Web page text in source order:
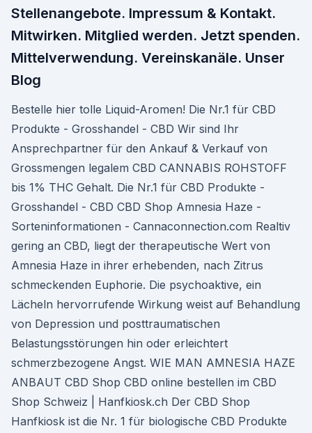
Stellenangebote. Impressum & Kontakt.
Mitwirken. Mitglied werden. Jetzt spenden.
Mittelverwendung. Vereinskanäle. Unser
Blog
Bestelle hier tolle Liquid-Aromen! Die Nr.1 für CBD
Produkte - Grosshandel - CBD Wir sind Ihr
Ansprechpartner für den Ankauf & Verkauf von
Grossmengen legalem CBD CANNABIS ROHSTOFF
bis 1% THC Gehalt. Die Nr.1 für CBD Produkte -
Grosshandel - CBD CBD Shop Amnesia Haze -
Sorteninformationen - Cannaconnection.com Realtiv
gering an CBD, liegt der therapeutische Wert von
Amnesia Haze in ihrer erhebenden, nach Zitrus
schmeckenden Euphorie. Die psychoaktive, ein
Lächeln hervorrufende Wirkung weist auf Behandlung
von Depression und posttraumatischen
Belastungsstörungen hin oder erleichtert
schmerzbezogene Angst. WIE MAN AMNESIA HAZE
ANBAUT CBD Shop CBD online bestellen im CBD
Shop Schweiz | Hanfkiosk.ch Der CBD Shop
Hanfkiosk ist die Nr. 1 für biologische CBD Produkte